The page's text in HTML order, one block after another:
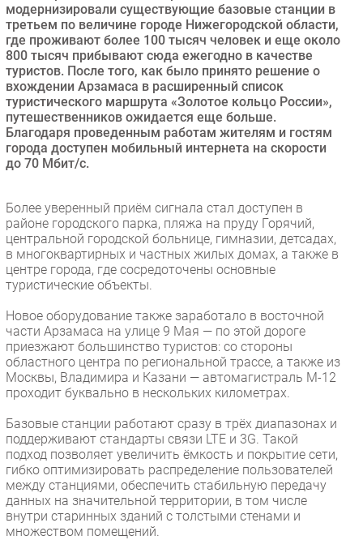
Безопасность
Инновации
CIO/Управление ИТ
Гаджеты
Здоровье
РАЗДЕЛЫ
Аналитика
Интервью
Мероприятия
Проекты
Тестовый стенд
Каталог компаний
модернизировали существующие базовые станции в
третьем по величине городе Нижегородской области,
где проживают более 100 тысяч человек и еще около
800 тысяч прибывают сюда ежегодно в качестве
туристов. После того, как было принято решение о
вхождении Арзамаса в расширенный список
туристического маршрута «Золотое кольцо России»,
путешественников ожидается еще больше.
Благодаря проведенным работам жителям и гостям
города доступен мобильный интернета на скорости
до 70 Мбит/с.
Более уверенный приём сигнала стал доступен в
районе городского парка, пляжа на пруду Горячий,
центральной городской больнице, гимназии, детсадах,
в многоквартирных и частных жилых домах, а также в
центре города, где сосредоточены основные
туристические объекты.
Новое оборудование также заработало в восточной
части Арзамаса на улице 9 Мая — по этой дороге
приезжают большинство туристов: со стороны
областного центра по региональной трассе, а также из
Москвы, Владимира и Казани — автомагистраль М-12
проходит буквально в нескольких километрах.
Базовые станции работают сразу в трёх диапазонах и
поддерживают стандарты связи LTE и 3G. Такой
подход позволяет увеличить ёмкость и покрытие сети,
гибко оптимизировать распределение пользователей
между станциями, обеспечить стабильную передачу
данных на значительной территории, в том числе
внутри старинных зданий с толстыми стенами и
множеством помещений.